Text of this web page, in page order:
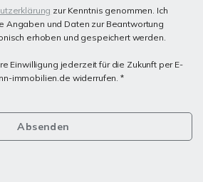
zur Kenntnis genommen. Ich
Angaben und Daten zur Beantwortung
erhoben und gespeichert werden.
Einwilligung jederzeit für die Zukunft per E-
immobilien.de widerrufen. *
Absenden